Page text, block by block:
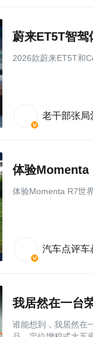
蔚来ET5T智
2026款蔚来ET5T和
老干部张局
体验Momenta
体验Momenta R7世
汽车点评车
我居然在一台
谁能想到，我居然在